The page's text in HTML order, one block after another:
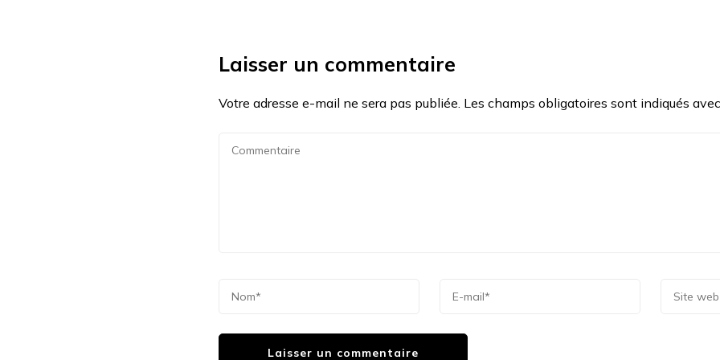
Laisser un commentaire
Votre adresse e-mail ne sera pas publiée. Les champs obligatoires sont indiqués